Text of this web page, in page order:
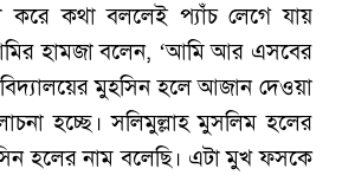
করে কথা বললেই প্যাঁচ লেগে যায়
হামজা বলেন, ‘আমি আর এসবের
মুহসিন হলে আজান দেওয়া
হচ্ছে। সলিমুল্লাহ মুসলিম হলের
হলের নাম বলেছি। এটা মুখ ফসকে